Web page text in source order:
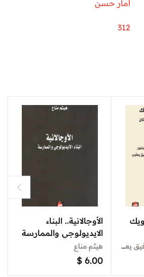
أمار حسن
312
الأوجالانية.. البناء
الايديولوجي والممارسة
هيثم مناع
$ 6.00
المونسينيور عبدو توفيق يعقوب